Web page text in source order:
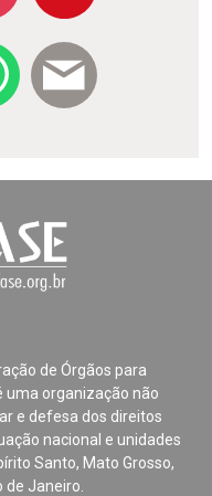
de Órgãos para
uma organização não
e defesa dos direitos
nacional e unidades
Santo, Mato Grosso,
de Janeiro.